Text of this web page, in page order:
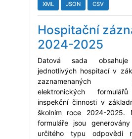
XML JSON CSV
Hospitační
2024-2025
Datová sada
jednotlivých hospitací v
zaznamenaných
elektronických
inspekční činnosti v
školním roce 2024-2025.
formuláře jsou
určitého typu odpovědi